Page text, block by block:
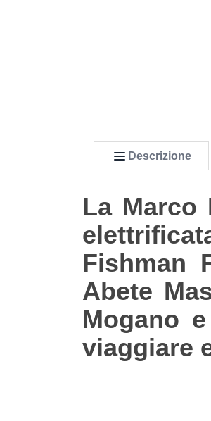
Descrizione
La Marco
Fishman
Abete
Mogano
viaggiare